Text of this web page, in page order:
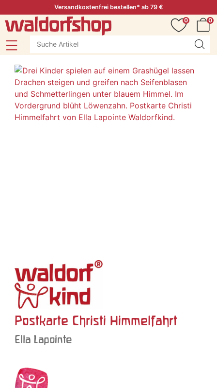
Versandkostenfrei bestellen* ab 79 €
0
0
Postkarte Christi Himmelfahrt
Ella Lapointe